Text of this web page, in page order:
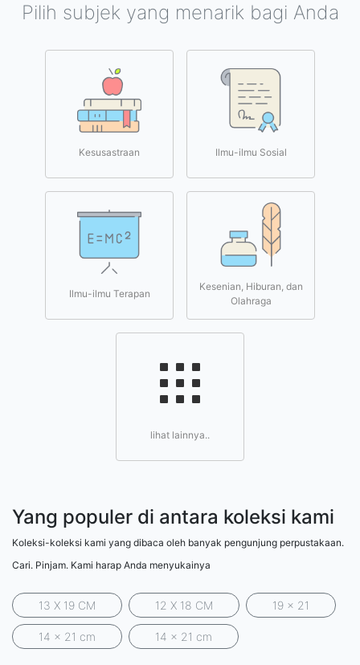
Pilih subjek yang menarik bagi Anda
Kesusastraan Ilmu-ilmu Sosial
Ilmu-ilmu Terapan
Kesenian, Hiburan, dan
Olahraga
lihat lainnya..
Yang populer di antara koleksi kami
Koleksi-koleksi kami yang dibaca oleh banyak pengunjung perpustakaan.
Cari. Pinjam. Kami harap Anda menyukainya
13 X 19 CM 12 X 18 CM 19 x 21
14 x 21 cm 14 x 21 cm